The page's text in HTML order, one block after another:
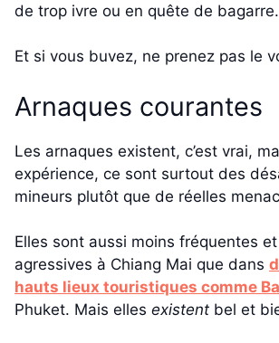
de trop ivre ou en quête de bagarre.
Et si vous buvez, ne prenez pas le
Arnaques courantes
Les arnaques existent, c’est vrai,
expérience, ce sont surtout des
mineurs plutôt que de réelles
Elles sont aussi moins fréquentes
agressives à Chiang Mai que dans
hauts lieux touristiques comme
Phuket. Mais elles existent bel et